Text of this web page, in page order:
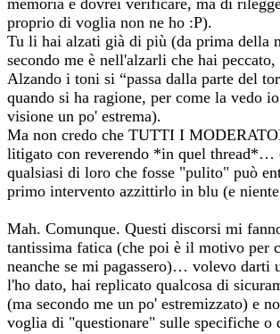
memoria e dovrei verificare, ma di
proprio di voglia non ne ho :P).
Tu li hai alzati già di più (da prima della
secondo me è nell'alzarli che hai
Alzando i toni si “passa dalla parte del
quando si ha ragione, per come la vedo
visione un po' estrema).
Ma non credo che TUTTI I
litigato con reverendo *in quel thread*…
qualsiasi di loro che fosse "pulito" può
primo intervento azzittirlo in blu (e
Mah. Comunque. Questi discorsi mi
tantissima fatica (che poi è il motivo per
neanche se mi pagassero)… volevo darti
l'ho dato, hai replicato qualcosa di
(ma secondo me un po' estremizzato) e
voglia di "questionare" sulle specifiche o